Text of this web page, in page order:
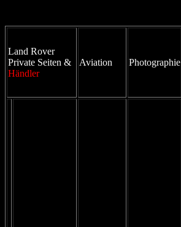
Land Rover
Private Seiten &
Händler
Aviation Photographie